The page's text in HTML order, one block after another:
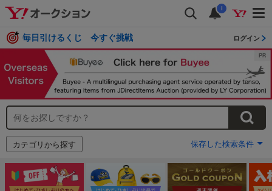
i
毎日引けるくじ 今すぐ挑戦 ログイン
カテゴリから探す 保存した検索条件